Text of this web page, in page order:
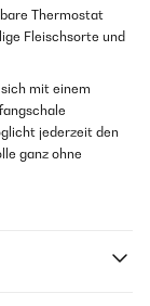
Thermostat
Fleischsorte und
mit einem
jederzeit den
ganz ohne